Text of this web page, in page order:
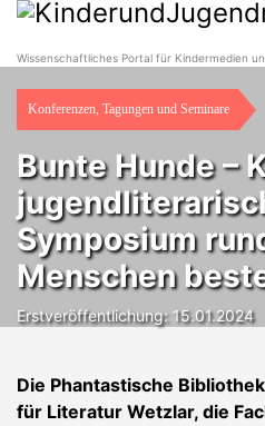
Wissenschaftliches Portal für Kindermedien
Konferenzen, Tagungen und Seminare
Bunte Hunde –
Symposium
Menschen
Erstveröffentlichung: 15.01.2024
Die Phantastische
für Literatur Wetzlar, die